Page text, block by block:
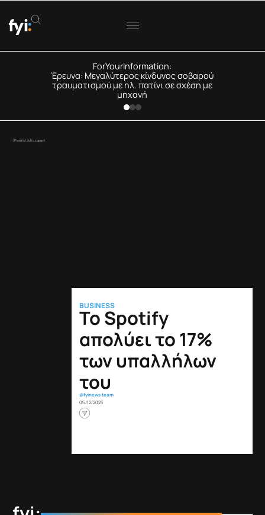
ForYourInformation:
Έρευνα: Μεγαλύτερος κίνδυνος σοβαρού
τραυματισμού με ηλ. πατίνι σε σχέση με
μηχανή
(Pexels/ Julio Lopez)
BUSINESS
To Spotify
απολύει το 17%
των υπαλλήλων
του
@fyinews team
05/12/2023